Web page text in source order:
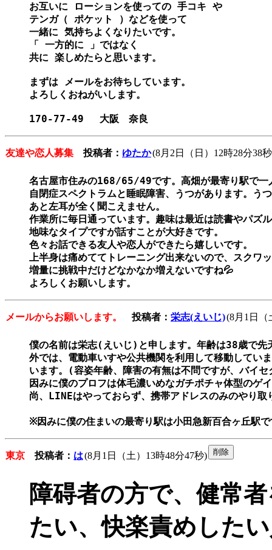
お互いに ローションを使っての 手コキ や
テンガ（ ポケット ）などを使って
一緒に 気持ちよくなりたいです。
「 一方的に 」ではなく
共に 楽しめたらと思います。
まずは メールをお待ちしています。
よろしくおねがいします。
友達や恋人募集 投稿者： ゆたか(8月2日（日）12時28分38
名古屋市住みの168/65/49です。高畑が最寄り駅で一
自閉症スペクトラムと睡眠障害、うつがあります。う
あと左耳が全く聞こえません。
作業所に毎日通っています。趣味は最近は読書やパズ
地味なタイプですが話すことが大好きです。
色々お話できる友人や恋人ができたら嬉しいです。
上半身は痛めててトレーニング出来ないので、スクワ
増量に挑戦中だけどなかなか増えないですね💦
よろしくお願いします。
メールからお願いします。 投稿者： 栄志(えいじ)(8月1日（
僕の名前は栄志(えいじ)と申します。年齢は38歳で
外では、電動車いすや公共機関を利用して移動してい
います。(容姿年齢、障害の有無は不問ですが、バイ
因みに僕のプロフは体毛濃いめなガチポチャ体型のゲ
尚、LINEはやっておらず、携帯アドレスのみのやり取
※因みに僕の住まいの最寄り駅は小田急新百合ヶ丘駅
東京 投稿者： は(8月1日（土）13時48分47秒)
障碍者の方で、健常
たい、快楽責めした